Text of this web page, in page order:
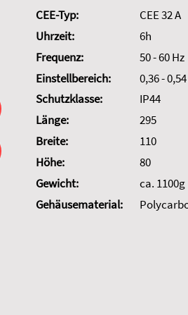
CEE-Typ:
Uhrzeit:
Frequenz:
Einstellbereich:
Schutzklasse:
Länge:
Breite:
Höhe:
Gewicht:
Gehäusematerial:
CEE 32 A
6h
50 - 60 Hz
0,36 -
IP44
295
110
80
ca. 1100g